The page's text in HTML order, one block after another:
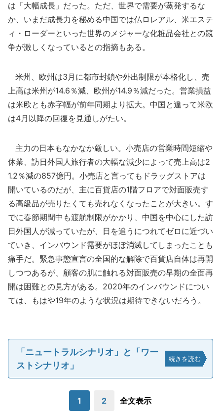
は「大幅成長」だった。ただ、世界で需要が蒸発するな
か、いまだ成長力を秘める中国では仏ロレアル、米エステ
ィ・ローダーといった世界のメジャーな化粧品会社との競
争が激しくなっているとの指摘もある。
米州、欧州は3月に都市封鎖や外出制限が本格化し、売
上高は米州が14.6％減、欧州が14.9％減だった。営業損益
は米欧とも赤字幅が前年同期より拡大。中国と違って米欧
は4月以降の回復を見通しがたい。
主力の日本もなかなか厳しい。小売店の営業時間短縮や
休業、訪日外国人旅行者の大幅な減少によって売上高は2
1.2％減の857億円。小売店と言ってもドラッグストアは
開いているのだが、主に百貨店の1階フロアで対面販売す
る高級品が売りたくても売れなくなったことが大きい。す
でに春節期間中も渡航制限がかかり、中国を中心にした訪
日外国人が減っていたが、日を追うにつれてゼロに近づい
ていき、インバウンド需要がほぼ消滅してしまったことも
痛手だ。緊急事態宣言の全国的な解除で百貨店自体は再開
しつつあるが、顧客の肌に触れる対面販売の早期の全面再
開は困難との見方がある。2020年のインバウンドについ
ては、もはや19年のような状況は期待できないだろう。
「ニュートラルシナリオ」と「ワー
ストシナリオ」
続きを読む
1 2 全文表示